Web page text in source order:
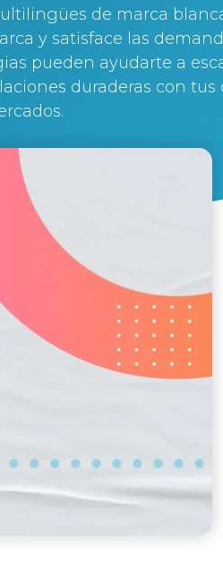
de marca
y satisface las
pueden ayudarte a
duraderas con
Nunez